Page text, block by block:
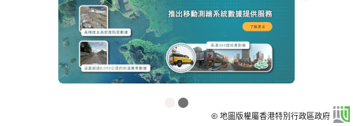
© 地圖版權屬香港特別行政區政府